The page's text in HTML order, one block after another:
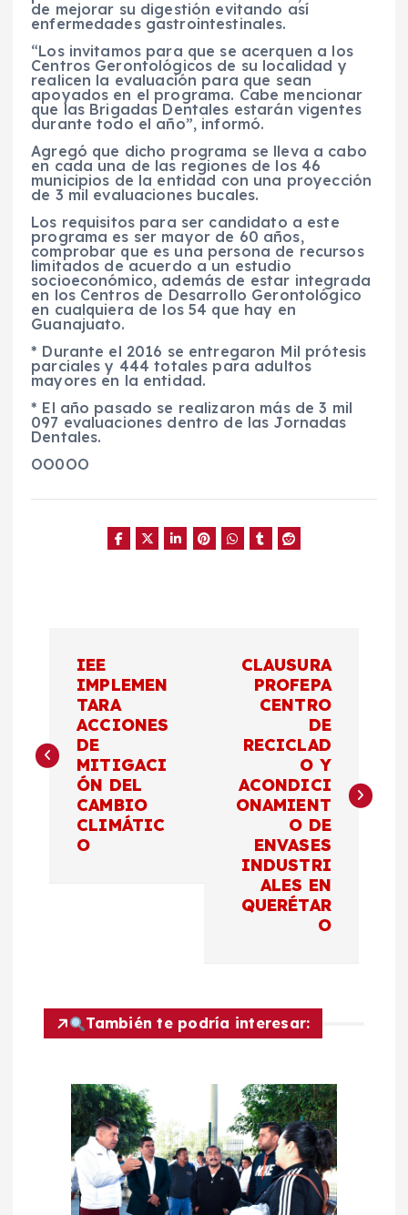
de mejorar su digestión evitando así
enfermedades gastrointestinales.
“Los invitamos para que se acerquen a los
Centros Gerontológicos de su localidad y
realicen la evaluación para que sean
apoyados en el programa. Cabe mencionar
que las Brigadas Dentales estarán vigentes
durante todo el año”, informó.
Agregó que dicho programa se lleva a cabo
en cada una de las regiones de los 46
municipios de la entidad con una proyección
de 3 mil evaluaciones bucales.
Los requisitos para ser candidato a este
programa es ser mayor de 60 años,
comprobar que es una persona de recursos
limitados de acuerdo a un estudio
socioeconómico, además de estar integrada
en los Centros de Desarrollo Gerontológico
en cualquiera de los 54 que hay en
Guanajuato.
* Durante el 2016 se entregaron Mil prótesis
parciales y 444 totales para adultos
mayores en la entidad.
* El año pasado se realizaron más de 3 mil
097 evaluaciones dentro de las Jornadas
Dentales.
OO0OO
v
e
ó
n
IEE
IMPLEMEN
TARA
ACCIONES
DE
MITIGACI
ÓN DEL
CAMBIO
CLIMÁTIC
O
CLAUSURA
PROFEPA
CENTRO
DE
RECICLAD
O Y
ACONDICI
ONAMIENT
O DE
ENVASES
INDUSTRI
ALES EN
QUERÉTAR
O
También te podría interesar: